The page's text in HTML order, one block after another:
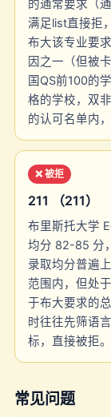
的通常要求（
满足list直接拒
布大该专业要
因之一（但被
国QS前100的
格的学校，双
的认可名单内
❌ 被拒
211 （211）
布里斯托大学
均分 82-85 分
录取均分普遍
范围内，但处
于布大要求的
时往往先筛语
标，直接被拒。
常见问题